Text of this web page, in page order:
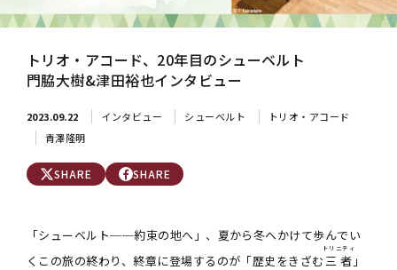
トリオ・アコード、20年目のシューベルト
門脇大樹&津田裕也インタビュー
2023.09.22 インタビュー シューベルト
トリオ・アコード
青澤隆明
SHARE SHARE
「シューベルト──約束の地へ」、夏から冬へかけて歩んでい
くこの旅の終わり、終章に登場するのが「歴史をきざむ 三者
トリニティ
」